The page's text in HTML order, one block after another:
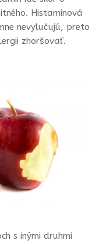
Histamínová
nevylučujú, preto
zhoršovať.
s inými druhmi